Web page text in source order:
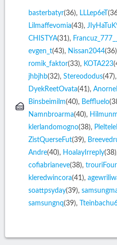
basterbatyr(36), LLLep6eT
Lilmaffevomia(43),
CHISTYA(31),
evgen_t(43), Nissan2044(36)
romik_faktor(33), KOTA223
jhbjhb(32), Stereododus(47),
DyekReetOvata(41),
Binsbeimilm(40), Beffluelo
Namnbroarma(40),
klerlandomogno(38),
ZistQuerseFut(39),
Andre(40), HoalayIrreply(38)
cofiabrianeve(38),
kleredwincora(41),
soattpsyday(39),
samsungnq(39),